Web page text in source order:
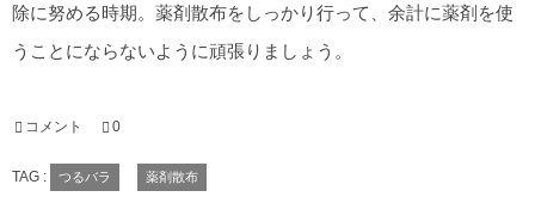
除に努める時期。薬剤散布をしっかり行って、余計に薬剤を使
うことにならないように頑張りましょう。
コメント 0
TAG : つるバラ 薬剤散布